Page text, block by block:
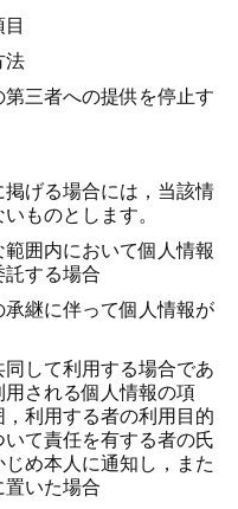
法
三者への提供を停止す
げる場合には，当該情
ものとします。
囲内において個人情報
する場合
継に伴って個人情報が
して利用する場合であ
される個人情報の項
利用する者の利用目的
て責任を有する者の氏
め本人に通知し，また
置いた場合